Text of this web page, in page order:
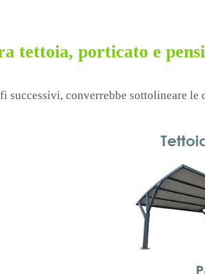
tettoia, porticato e
successivi, converrebbe sottolineare